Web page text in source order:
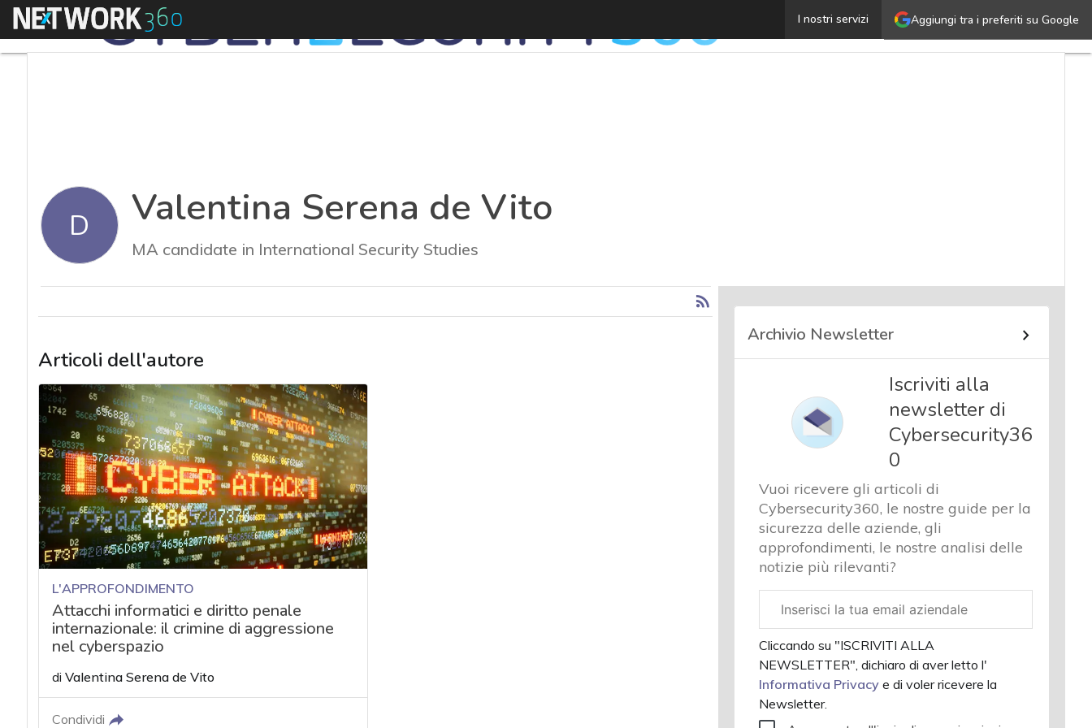
Aggiungi tra i preferiti su Google
I nostri servizi
Menu Valentina Serena de Vito
Ultimi
articoli
News,
attualità
e analisi
Cyber
sicurezza
e privacy
Corsi
Chi
siamo
D Valentina Serena de Vito
MA candidate in International Security Studies
Articoli dell'autore
L'APPROFONDIMENTO
Attacchi informatici e diritto penale
internazionale: il crimine di aggressione
nel cyberspazio
di Valentina Serena de Vito
Condividi
Archivio Newsletter
Iscriviti alla
newsletter di
Cybersecurity36
0
Vuoi ricevere gli articoli di
Cybersecurity360, le nostre guide per la
sicurezza delle aziende, gli
approfondimenti, le nostre analisi delle
notizie più rilevanti?
aziendale
Cliccando su "ISCRIVITI ALLA
NEWSLETTER", dichiaro di aver letto l'
Informativa Privacye di voler ricevere la
Newsletter.